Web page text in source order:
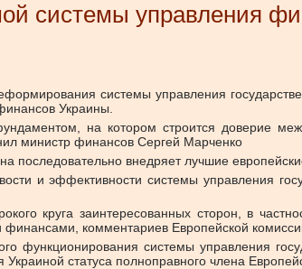
системы управления
системы управления
Украины.
на котором строится доверие
министр финансов Сергей Марченко
последовательно внедряет лучшие
и эффективности системы управления
круга заинтересованных сторон, в
комментариев Европейской
функционирования системы управления
статуса полноправного члена